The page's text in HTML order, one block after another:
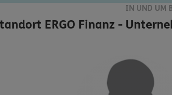
IN UND UM
ERGO Finanz -